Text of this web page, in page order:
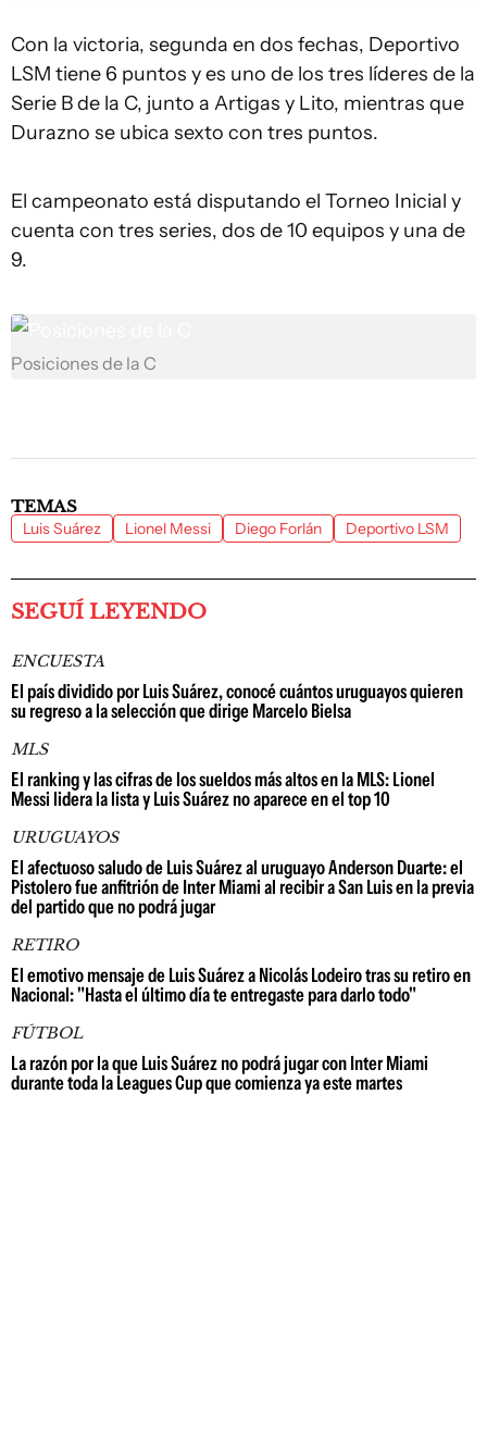
Con la victoria, segunda en dos fechas, Deportivo
LSM tiene 6 puntos y es uno de los tres líderes de la
Serie B de la C, junto a Artigas y Lito, mientras que
Durazno se ubica sexto con tres puntos.
El campeonato está disputando el Torneo Inicial y
cuenta con tres series, dos de 10 equipos y una de
9.
Posiciones de la C
TEMAS
Luis Suárez Lionel Messi Diego Forlán Deportivo LSM
SEGUÍ LEYENDO
ENCUESTA
El país dividido por Luis Suárez, conocé cuántos uruguayos quieren
su regreso a la selección que dirige Marcelo Bielsa
MLS
El ranking y las cifras de los sueldos más altos en la MLS: Lionel
Messi lidera la lista y Luis Suárez no aparece en el top 10
URUGUAYOS
El afectuoso saludo de Luis Suárez al uruguayo Anderson Duarte: el
Pistolero fue anfitrión de Inter Miami al recibir a San Luis en la previa
del partido que no podrá jugar
RETIRO
El emotivo mensaje de Luis Suárez a Nicolás Lodeiro tras su retiro en
Nacional: "Hasta el último día te entregaste para darlo todo"
FÚTBOL
La razón por la que Luis Suárez no podrá jugar con Inter Miami
durante toda la Leagues Cup que comienza ya este martes